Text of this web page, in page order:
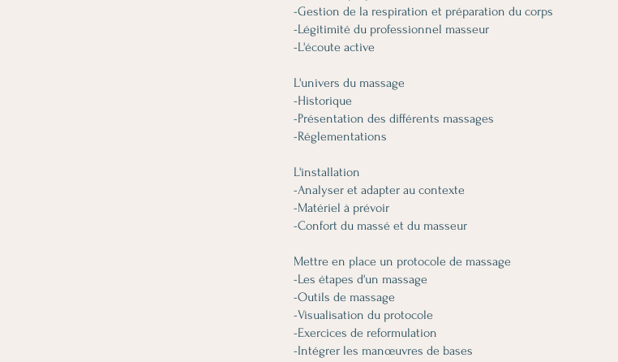
-Gestion de la respiration et préparation du corps
-Légitimité du professionnel masseur
-L'écoute active
L'univers du massage
-Historique
-Présentation des différents massages
-Réglementations
L'installation
-Analyser et adapter au contexte
-Matériel à prévoir
-Confort du massé et du masseur
Mettre en place un protocole de massage
-Les étapes d'un massage
-Outils de massage
-Visualisation du protocole
-Exercices de reformulation
-Intégrer les manœuvres de bases